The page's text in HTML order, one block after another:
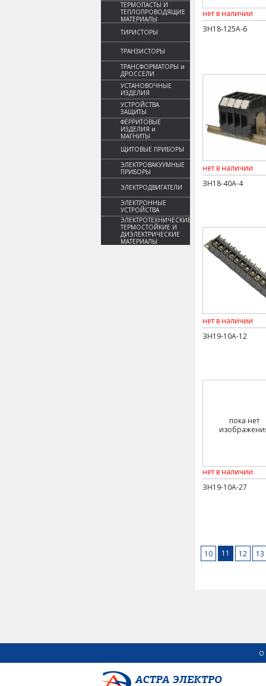
ТЕРМОПАСТЫ И
ТЕПЛОПРОВОДЯЩИЕ
МАТЕРИАЛЫ
ТИРИСТОРЫ
ТРАНЗИСТОРЫ
ТРАНСФОРМАТОРЫ и
ДРОССЕЛИ
УСТАНОВОЧНЫЕ
ИЗДЕЛИЯ
УСТРОЙСТВА
ЗАЩИТЫ
ФЕРРИТОВЫЕ
ИЗДЕЛИЯ и
МАГНИТЫ
ЩИТОВЫЕ ПРИБОРЫ
ЭЛЕКТРОВАКУУМНЫЕ
ПРИБОРЫ
ЭЛЕКТРОДВИГАТЕЛИ
ЭЛЕКТРОННЫЕ
УСТРОЙСТВА
ЭЛЕКТРОТЕХНИЧЕСКИЕ,
ТЕРМОСТОЙКИЕ И
ДИЭЛЕКТРИЧЕСКИЕ
МАТЕРИАЛЫ
нет в наличии
ЗН18-125А-6
нет в наличии
ЗН18-40А-4
нет в наличии
ЗН19-10А-12
пока нет
нет в наличии
ЗН19-10А-27
13
12
11
10